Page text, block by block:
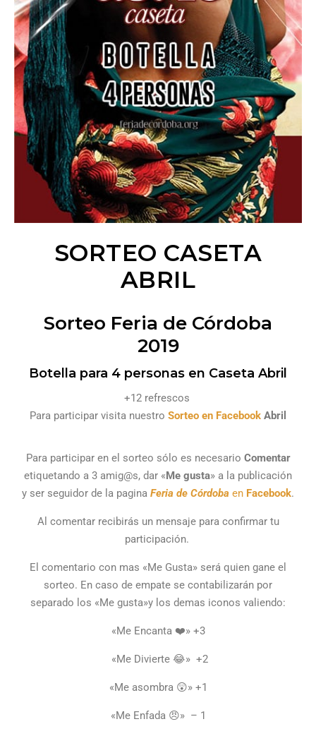
SORTEO CASETA
ABRIL
Sorteo Feria de Córdoba
2019
Botella para 4 personas en Caseta Abril
+12 refrescos
Para participar visita nuestro Sorteo en Facebook Abril
Para participar en el sorteo sólo es necesario Comentar
etiquetando a 3 amig@s, dar «Me gusta» a la publicación
y ser seguidor de la pagina Feria de Córdoba en Facebook.
Al comentar recibirás un mensaje para confirmar tu
participación.
El comentario con mas «Me Gusta» será quien gane el
sorteo. En caso de empate se contabilizarán por
separado los «Me gusta»y los demas iconos valiendo:
«Me Encanta ❤️» +3
«Me Divierte 😂» +2
«Me asombra 😲» +1
«Me Enfada 😠» – 1